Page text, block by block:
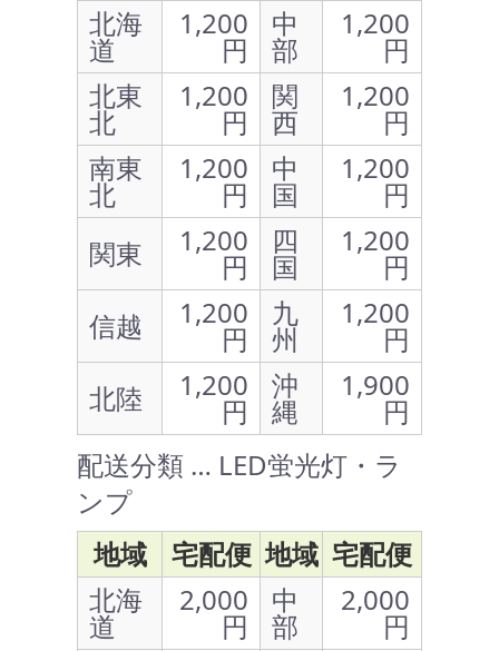
北海
道
1,200
円
中
部
1,200
円
北東
北
1,200
円
関
西
1,200
円
南東
北
1,200
円
中
国
1,200
円
関東
1,200
円
四
国
1,200
円
信越
1,200
円
九
州
1,200
円
北陸
1,200
円
沖
縄
1,900
円
配送分類 … LED蛍光灯・ラ
ンプ
地域
宅配便 地域 宅配便
北海
道
2,000
円
中
部
2,000
円